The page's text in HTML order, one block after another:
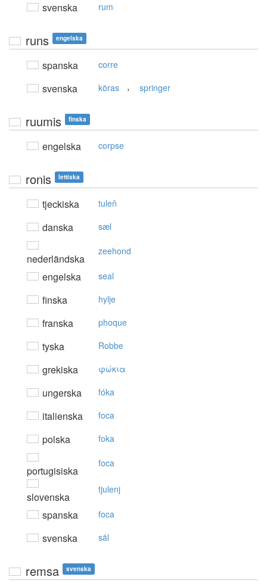
svenska rum
runs engelska
spanska corre
svenska köras , springer
ruumis finska
engelska corpse
ronis lettiska
tjeckiska tuleň
danska sæl
nederländska
zeehond
engelska seal
finska hylje
franska phoque
tyska Robbe
grekiska φώκια
ungerska fóka
italienska foca
polska foka
portugisiska
foca
slovenska
tjulenj
spanska foca
svenska säl
remsa svenska